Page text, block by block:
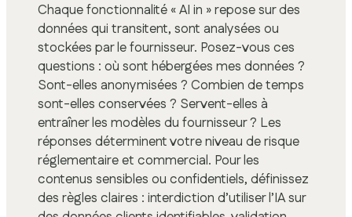
Chaque fonctionnalité « AI in » repose sur des
données qui transitent, sont analysées ou
stockées par le fournisseur. Posez-vous ces
questions : où sont hébergées mes données ?
Sont-elles anonymisées ? Combien de temps
sont-elles conservées ? Servent-elles à
entraîner les modèles du fournisseur ? Les
réponses déterminent votre niveau de risque
réglementaire et commercial. Pour les
contenus sensibles ou confidentiels, définissez
des règles claires : interdiction d’utiliser l’IA sur